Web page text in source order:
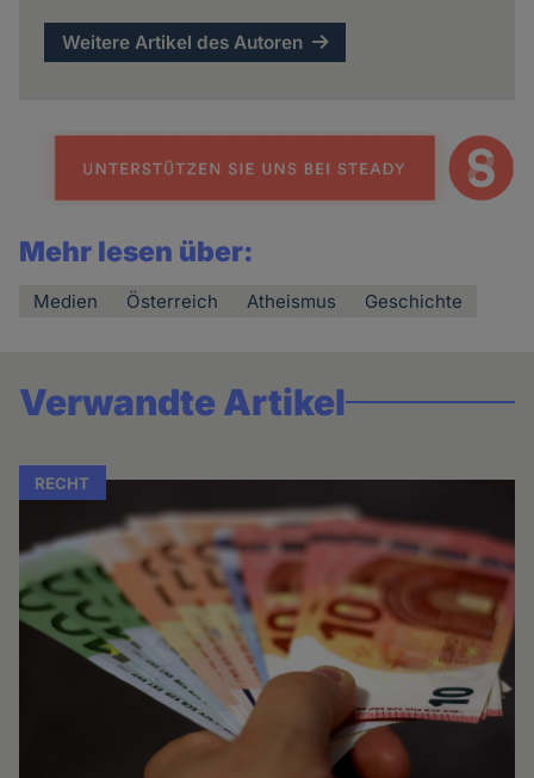
Weitere Artikel des Autoren
Mehr lesen über:
Medien Österreich Atheismus Geschichte
Verwandte Artikel
RECHT